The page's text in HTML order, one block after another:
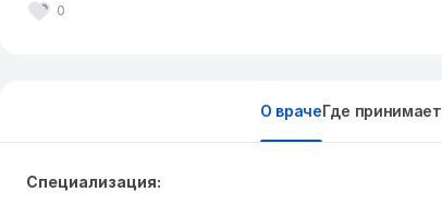
0
О врачеГде принимает
Специализация: